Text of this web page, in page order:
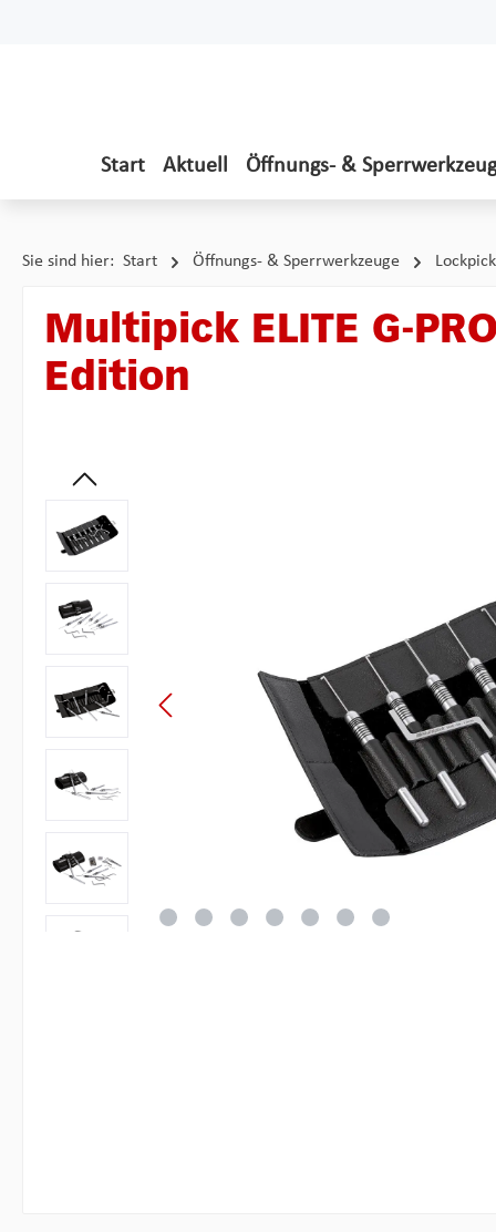
Start Aktuell Öffnungs- &
Sie sind hier: Start Öffnungs- & Sperrwerkzeuge
Multipick ELITE G-
Edition
Bildergalerie überspringen